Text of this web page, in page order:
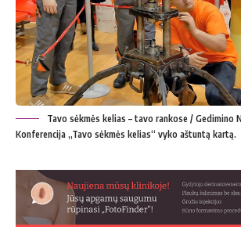
Tavo sėkmės kelias – tavo rankose / Gedimino
Konferencija „Tavo sėkmės kelias“ vyko aštuntą kartą.